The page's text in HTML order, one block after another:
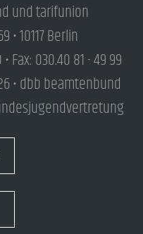
und tarifunion
• 10117 Berlin
Fax: 030.40 81 - 49 99
• dbb beamtenbund